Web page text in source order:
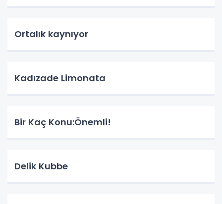
Ortalık kaynıyor
Kadızade Limonata
Bir Kaç Konu:Önemli!
Delik Kubbe